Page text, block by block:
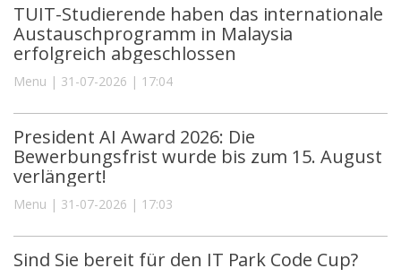
TUIT-Studierende haben das internationale
Austauschprogramm in Malaysia
erfolgreich abgeschlossen
Menu | 31-07-2026 | 17:04
President AI Award 2026: Die
Bewerbungsfrist wurde bis zum 15. August
verlängert!
Menu | 31-07-2026 | 17:03
Sind Sie bereit für den IT Park Code Cup?